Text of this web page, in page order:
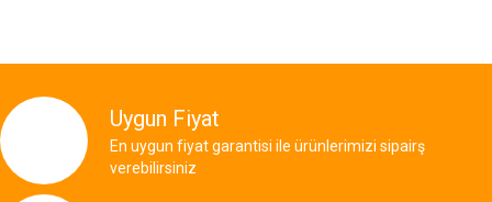
Uygun Fiyat
En uygun fiyat garantisi ile ürünlerimizi sipairş
verebilirsiniz